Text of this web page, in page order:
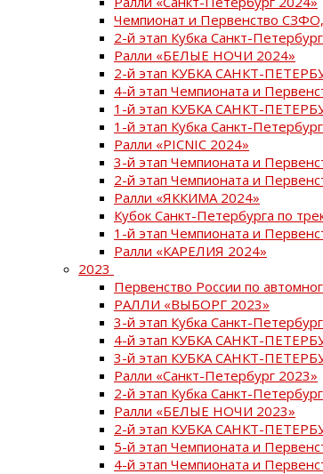
Чемпионат и Первенство
2-й этап Кубка Санкт-
Ралли «БЕЛЫЕ НОЧИ 2024»
2-й этап КУБКА САНКТ-
4-й этап Чемпионата и
1-й этап КУБКА САНКТ-
1-й этап Кубка Санкт-
Ралли «PICNIC 2024»
3-й этап Чемпионата и
2-й этап Чемпионата и
Ралли «ЯККИМА 2024»
Кубок Санкт-Петербурга по
1-й этап Чемпионата и
Ралли «КАРЕЛИЯ 2024»
2023
Первенство России по
РАЛЛИ «ВЫБОРГ 2023»
3-й этап Кубка Санкт-
4-й этап КУБКА САНКТ-
3-й этап КУБКА САНКТ-
Ралли «Санкт-Петербург 2023»
2-й этап Кубка Санкт-
Ралли «БЕЛЫЕ НОЧИ 2023»
2-й этап КУБКА САНКТ-
5-й этап Чемпионата и
4-й этап Чемпионата и